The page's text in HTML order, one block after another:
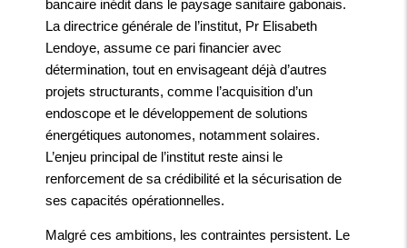
bancaire inédit dans le paysage sanitaire gabonais.
La directrice générale de l’institut, Pr Elisabeth
Lendoye, assume ce pari financier avec
détermination, tout en envisageant déjà d’autres
projets structurants, comme l’acquisition d’un
endoscope et le développement de solutions
énergétiques autonomes, notamment solaires.
L’enjeu principal de l’institut reste ainsi le
renforcement de sa crédibilité et la sécurisation de
ses capacités opérationnelles.
Malgré ces ambitions, les contraintes persistent. Le